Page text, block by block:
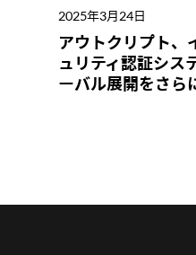
2025年3月24日
アウトクリプト、
ュリティ認証シス
ーバル展開をさら